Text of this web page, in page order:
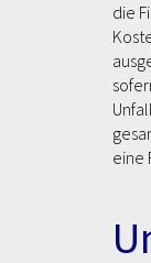
die
eine